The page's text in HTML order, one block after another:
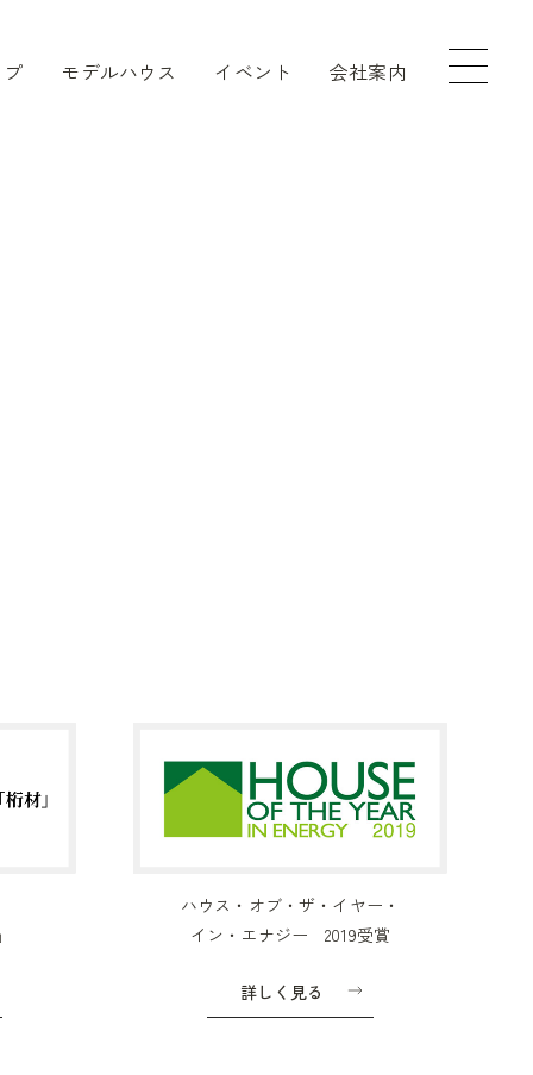
モデルハウス イベント 会社案内
ハウス・オブ・ザ・イヤー・
イン・エナジー 2019受賞
詳しく見る